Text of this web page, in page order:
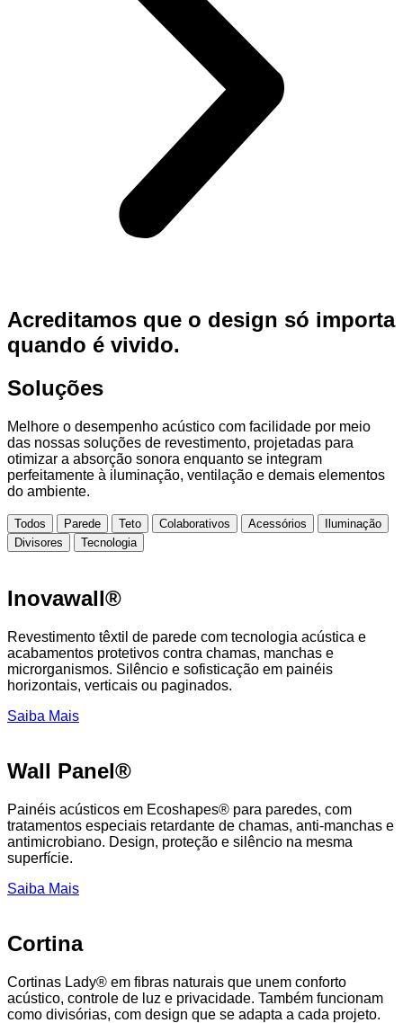
Acreditamos que o design só importa
quando é vivido.
Soluções
Melhore o desempenho acústico com facilidade por meio
das nossas soluções de revestimento, projetadas para
otimizar a absorção sonora enquanto se integram
perfeitamente à iluminação, ventilação e demais elementos
do ambiente.
Todos Parede Teto Colaborativos Acessórios
Iluminação
Divisores
Tecnologia
Inovawall®
Revestimento têxtil de parede com tecnologia acústica e
acabamentos protetivos contra chamas, manchas e
microrganismos. Silêncio e sofisticação em painéis
horizontais, verticais ou paginados.
Saiba Mais
Wall Panel®
Painéis acústicos em Ecoshapes® para paredes, com
tratamentos especiais retardante de chamas, anti-manchas e
antimicrobiano. Design, proteção e silêncio na mesma
superfície.
Saiba Mais
Cortina
Cortinas Lady® em fibras naturais que unem conforto
acústico, controle de luz e privacidade. Também funcionam
como divisórias, com design que se adapta a cada projeto.